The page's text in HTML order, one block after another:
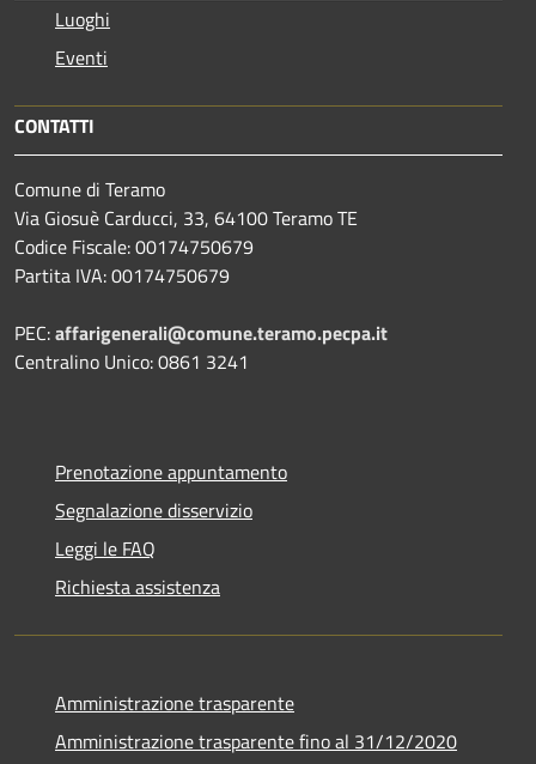
Luoghi
Eventi
CONTATTI
Comune di Teramo
Via Giosuè Carducci, 33, 64100 Teramo TE
Codice Fiscale: 00174750679
Partita IVA: 00174750679
PEC:affarigenerali@comune.teramo.pecpa.it
Centralino Unico: 0861 3241
Prenotazione appuntamento
Segnalazione disservizio
Leggi le FAQ
Richiesta assistenza
Amministrazione trasparente
Amministrazione trasparente fino al 31/12/2020